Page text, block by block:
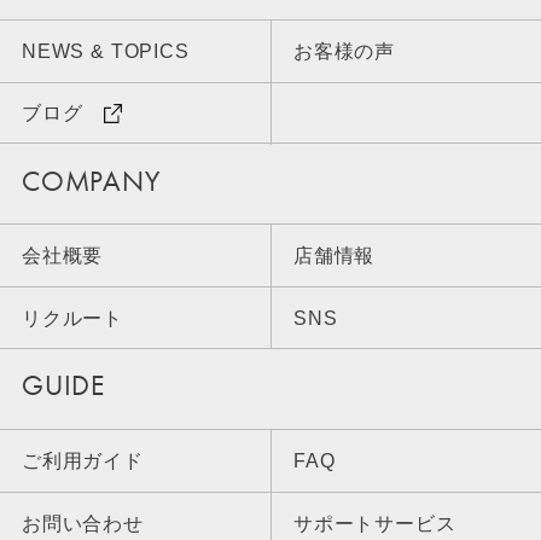
NEWS & TOPICS お客様の声
ブログ
COMPANY
会社概要 店舗情報
リクルート SNS
GUIDE
ご利用ガイド FAQ
お問い合わせ サポートサービス